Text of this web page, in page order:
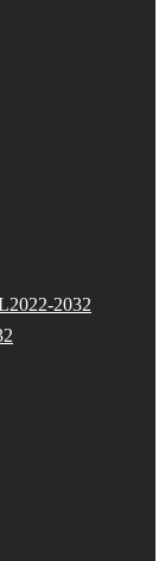
2032